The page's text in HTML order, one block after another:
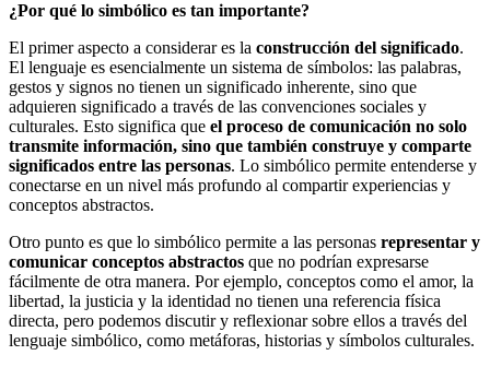
¿Por qué lo simbólico es tan importante?
El primer aspecto a considerar es la construcción del significado.
El lenguaje es esencialmente un sistema de símbolos: las palabras,
gestos y signos no tienen un significado inherente, sino que
adquieren significado a través de las convenciones sociales y
culturales. Esto significa que el proceso de comunicación no solo
transmite información, sino que también construye y comparte
significados entre las personas. Lo simbólico permite entenderse y
conectarse en un nivel más profundo al compartir experiencias y
conceptos abstractos.
Otro punto es que lo simbólico permite a las personas representar y
comunicar conceptos abstractos que no podrían expresarse
fácilmente de otra manera. Por ejemplo, conceptos como el amor, la
libertad, la justicia y la identidad no tienen una referencia física
directa, pero podemos discutir y reflexionar sobre ellos a través del
lenguaje simbólico, como metáforas, historias y símbolos culturales.